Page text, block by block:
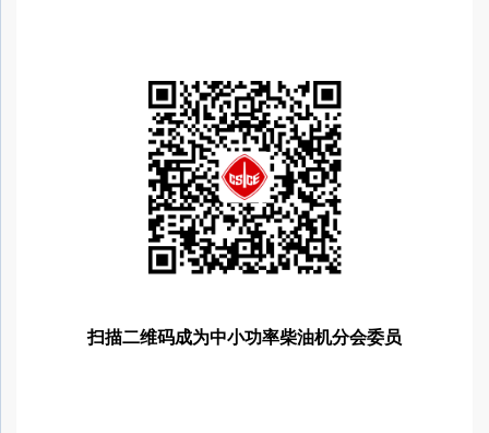
扫描二维码成为中小功率柴油机分会委员